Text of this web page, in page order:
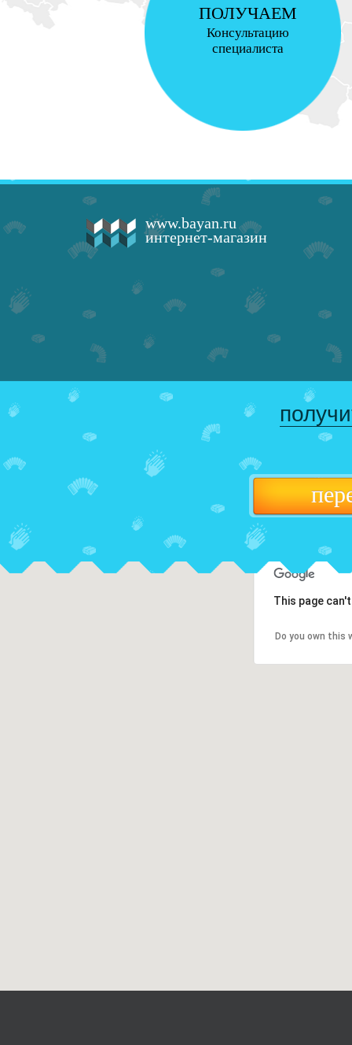
ПОЛУЧАЕМ
Консультацию
специалиста
www.bayan.ru
интернет-магазин
This page
Do you own this